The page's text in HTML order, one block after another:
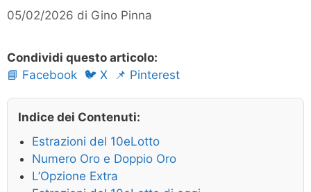
05/02/2026 di Gino Pinna
Condividi questo articolo:
📘 Facebook 🐦 X 📌 Pinterest
Indice dei Contenuti:
Estrazioni del 10eLotto
Numero Oro e Doppio Oro
L’Opzione Extra